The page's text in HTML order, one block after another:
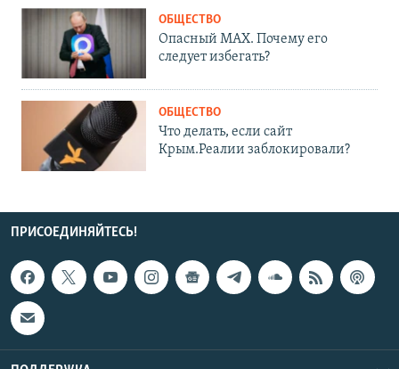
ОБЩЕСТВО
Опасный MAX. Почему его
следует избегать?
ОБЩЕСТВО
Что делать, если сайт
Крым.Реалии заблокировали?
ПРИСОЕДИНЯЙТЕСЬ!